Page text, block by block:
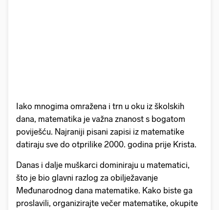
Iako mnogima omražena i trn u oku iz školskih
dana, matematika je važna znanost s bogatom
poviješću. Najraniji pisani zapisi iz matematike
datiraju sve do otprilike 2000. godina prije Krista.
Danas i dalje muškarci dominiraju u matematici,
što je bio glavni razlog za obilježavanje
Međunarodnog dana matematike. Kako biste ga
proslavili, organizirajte večer matematike, okupite